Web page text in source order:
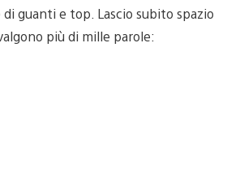
guanti e top. Lascio subito spazio
più di mille parole: